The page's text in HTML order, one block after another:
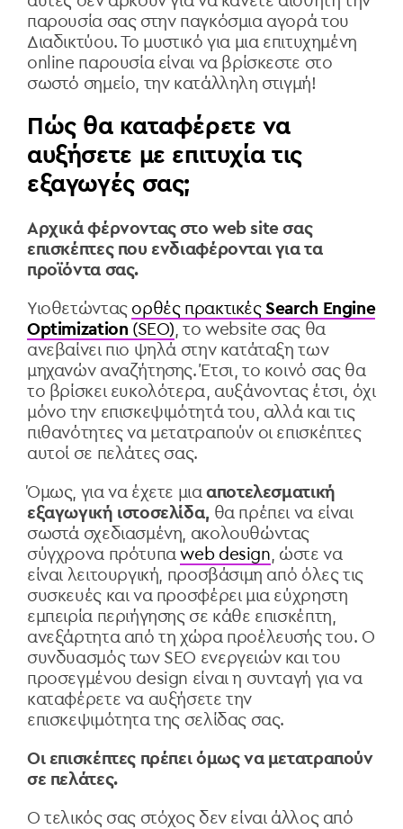
παρουσία σας στην παγκόσμια αγορά του
Διαδικτύου. Το μυστικό για μια επιτυχημένη
online παρουσία είναι να βρίσκεστε στο
σωστό σημείο, την κατάλληλη στιγμή!
Πώς θα καταφέρετε να
αυξήσετε με επιτυχία τις
εξαγωγές σας;
Αρχικά φέρνοντας στο web site σας
επισκέπτες που ενδιαφέρονται για τα
προϊόντα σας.
Υιοθετώντας ορθές πρακτικέςSearch Engine
Optimization (SEO), το website σας θα
ανεβαίνει πιο ψηλά στην κατάταξη των
μηχανών αναζήτησης. Έτσι, το κοινό σας θα
το βρίσκει ευκολότερα, αυξάνοντας έτσι, όχι
μόνο την επισκεψιμότητά του, αλλά και τις
πιθανότητες να μετατραπούν οι επισκέπτες
αυτοί σε πελάτες σας.
Όμως, για να έχετε μιααποτελεσματική
εξαγωγική ιστοσελίδα,θα πρέπει να είναι
σωστά σχεδιασμένη, ακολουθώντας
σύγχρονα πρότυπαweb design, ώστε να
είναι λειτουργική, προσβάσιμη από όλες τις
συσκευές και να προσφέρει μια εύχρηστη
εμπειρία περιήγησης σε κάθε επισκέπτη,
ανεξάρτητα από τη χώρα προέλευσής του. O
συνδυασμός των SEO ενεργειών και του
προσεγμένου design είναι η συνταγή για να
καταφέρετε να αυξήσετε την
επισκεψιμότητα της σελίδας σας.
Οι επισκέπτες πρέπει όμως να μετατραπούν
σε πελάτες.
Ο τελικός σας στόχος δεν είναι άλλος από